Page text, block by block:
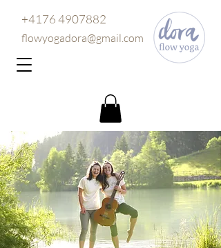
flowyogadora@gmail.com
+4176 4907882